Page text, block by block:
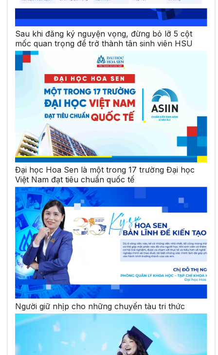
Sau khi đăng ký nguyện vọng, đừng bỏ lỡ 5 cột
mốc quan trọng để trở thành tân sinh viên HSU
Đại học Hoa Sen là một trong 17 trường Đại học
Việt Nam đạt tiêu chuẩn quốc tế
Người giữ nhịp cho những chuyến tàu tri thức